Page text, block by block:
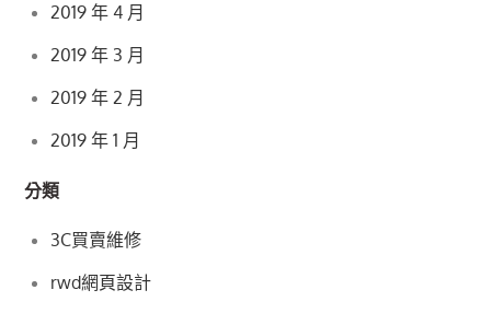
2019 年 4 月
2019 年 3 月
2019 年 2 月
2019 年 1 月
分類
3C買賣維修
rwd網頁設計